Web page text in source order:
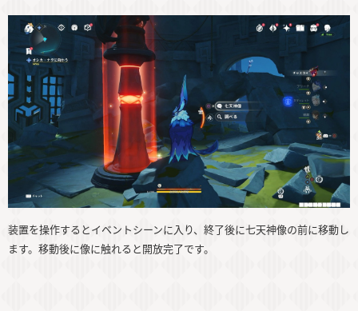
装置を操作するとイベントシーンに入り、終了後に七天神像の前に移動し
ます。移動後に像に触れると開放完了です。